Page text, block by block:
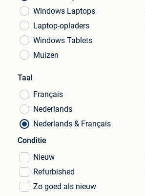
Windows Laptops
Laptop-opladers
Windows Tablets
Muizen
Taal
Français
Nederlands
Nederlands & Français
Conditie
Nieuw
Refurbished
Zo goed als nieuw